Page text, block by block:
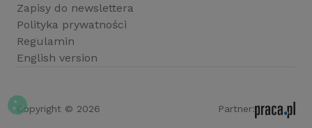
Zapisy do newslettera
Polityka prywatności
Regulamin
English version
Copyright © 2026 Partner: